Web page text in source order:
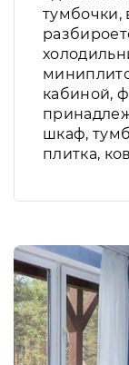
тумбочки,
кабиной,
шкаф,
плитка,